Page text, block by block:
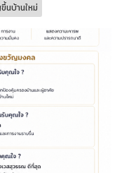
บ้านใหม่